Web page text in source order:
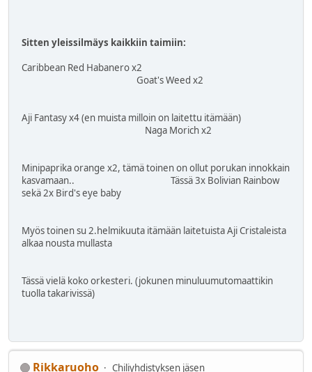
Sitten yleissilmäys kaikkiin taimiin:
Caribbean Red Habanero x2
Goat's Weed x2
Aji Fantasy x4 (en muista milloin on laitettu itämään)
Naga Morich x2
Minipaprika orange x2, tämä toinen on ollut porukan innokkain
kasvamaan.. Tässä 3x Bolivian Rainbow
sekä 2x Bird's eye baby
Myös toinen su 2.helmikuuta itämään laitetuista Aji Cristaleista
alkaa nousta mullasta
Tässä vielä koko orkesteri. (jokunen minuluumutomaattikin
tuolla takarivissä)
Rikkaruoho
Chiliyhdistyksen jäsen